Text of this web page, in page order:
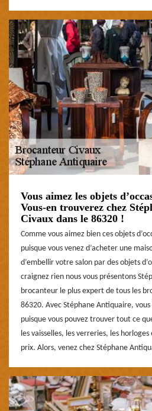
Vous aimez les objets
Vous-en trouverez chez
Civaux dans le 86320 !
Comme vous aimez bien ces objets
puisque vous venez d’acheter une
d’embellir votre salon par des objets
craignez rien nous vous présentons
brocanteur le plus expert de tous les
86320. Avec Stéphane Antiquaire,
puisque vous pouvez trouver tout ce
les vaisselles, les verreries, les
prix. Alors, venez chez Stéphane